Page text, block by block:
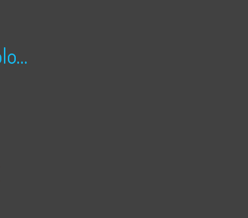
Publié depuis Overblog et Facebook